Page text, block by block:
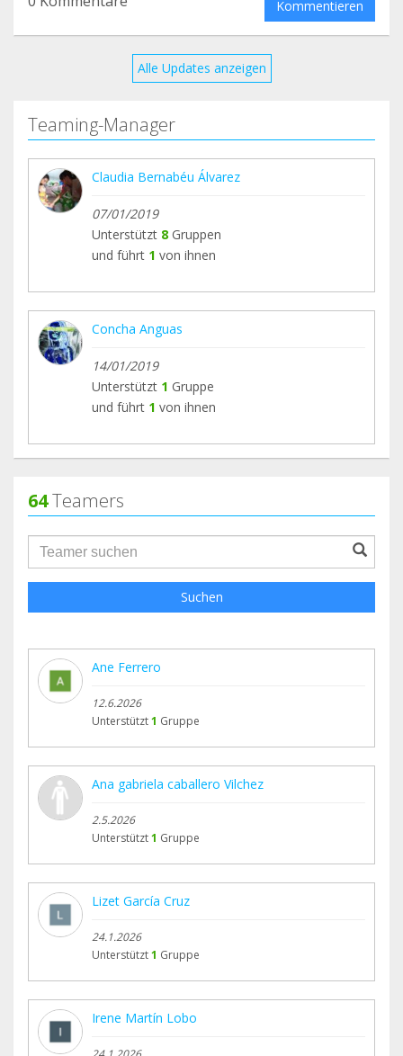
Kommentieren
Alle Updates anzeigen
Teaming-Manager
Claudia Bernabéu Álvarez
07/01/2019
Unterstützt 8 Gruppen
und führt 1 von ihnen
Concha Anguas
14/01/2019
Unterstützt 1 Gruppe
und führt 1 von ihnen
64Teamers
groupProfile.searchForm.search.text???
Suchen
Ane Ferrero
12.6.2026
Unterstützt1 Gruppe
Ana gabriela caballero Vilchez
2.5.2026
Unterstützt1 Gruppe
Lizet García Cruz
24.1.2026
Unterstützt1 Gruppe
Irene Martín Lobo